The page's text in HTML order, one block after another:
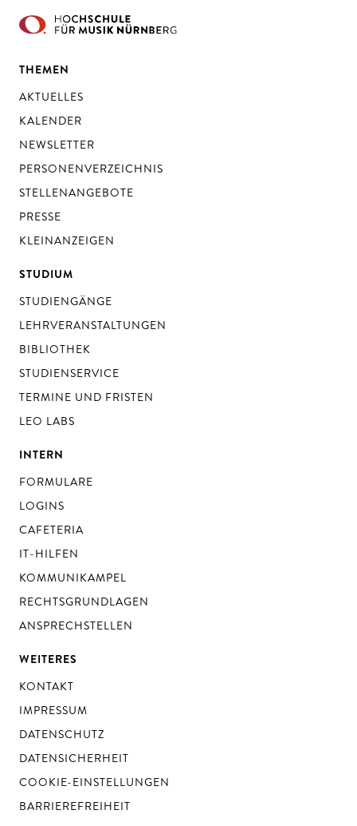
THEMEN
AKTUELLES
KALENDER
NEWSLETTER
PERSONENVERZEICHNIS
STELLENANGEBOTE
PRESSE
KLEINANZEIGEN
STUDIUM
STUDIENGÄNGE
LEHRVERANSTALTUNGEN
BIBLIOTHEK
STUDIENSERVICE
TERMINE UND FRISTEN
LEO LABS
INTERN
FORMULARE
LOGINS
CAFETERIA
IT-HILFEN
KOMMUNIKAMPEL
RECHTSGRUNDLAGEN
ANSPRECHSTELLEN
WEITERES
KONTAKT
IMPRESSUM
DATENSCHUTZ
DATENSICHERHEIT
COOKIE-EINSTELLUNGEN
BARRIEREFREIHEIT